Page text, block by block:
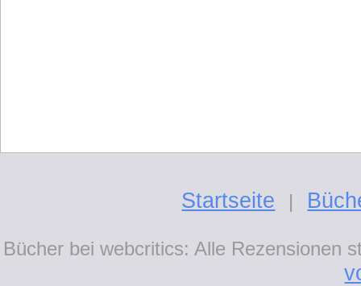
Startseite |
Bücher bei webcritics: Alle Rezensionen